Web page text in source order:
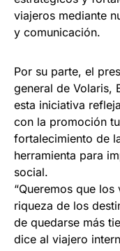
viajeros mediante
y comunicación.
Por su parte, el
general de Volaris,
esta iniciativa
con la promoción
fortalecimiento de
herramienta para
social.
“Queremos que
riqueza de los
de quedarse más
dice al viajero